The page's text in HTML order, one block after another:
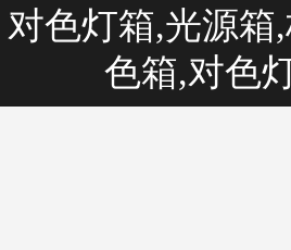
对色灯箱,光源箱,
色箱,对色